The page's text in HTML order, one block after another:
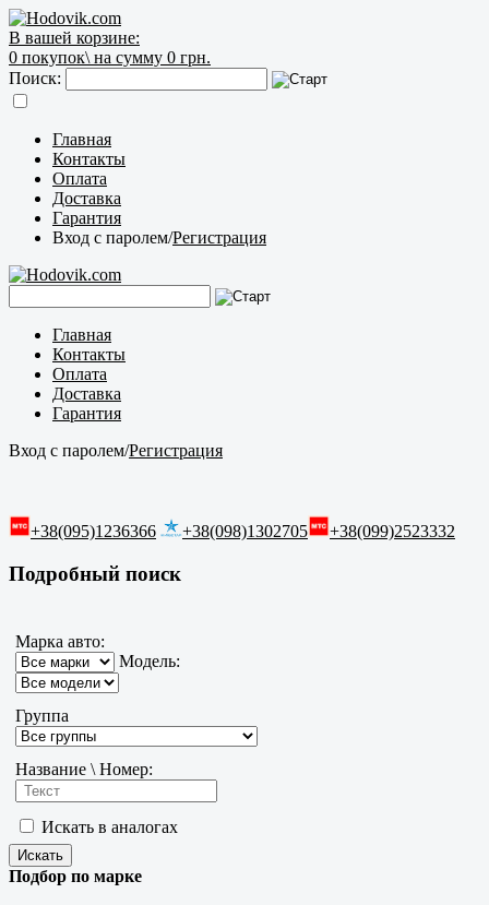
В вашей корзине:
0 покупок\ на сумму 0 грн.
Поиск:
Главная
Контакты
Оплата
Доставка
Гарантия
Вход с паролем/Регистрация
Главная
Контакты
Оплата
Доставка
Гарантия
Вход с паролем/Регистрация
+38(095)1236366 +38(098)1302705 +38(099)2523332
Подробный поиск
Марка авто:
Модель:
Группа
Название \ Номер:
Искать в аналогах
Подбор по марке